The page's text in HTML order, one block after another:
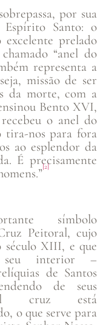
por sua
Espírito Santo: o
prelado
“anel do
representa a
missão de ser
da morte, com a
Bento XVI,
o anel do
tira-nos para fora
ao esplendor da
É precisamente
[2]
símbolo
Peitoral, cujo
século XIII, e que
seu interior –
de Santos
de seus
cruz está
o que serve para